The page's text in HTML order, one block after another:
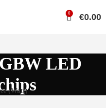
0 €0.00
LED
(Watt)